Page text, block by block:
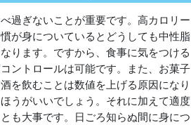
過ぎないことが重要です。高カロリー
が身についているとどうしても中性脂
ります。ですから、食事に気をつける
ントロールは可能です。また、お菓子
を飲むことは数値を上げる原因になり
うがいいでしょう。それに加えて適度
も大事です。日ごろ知らぬ間に身につ